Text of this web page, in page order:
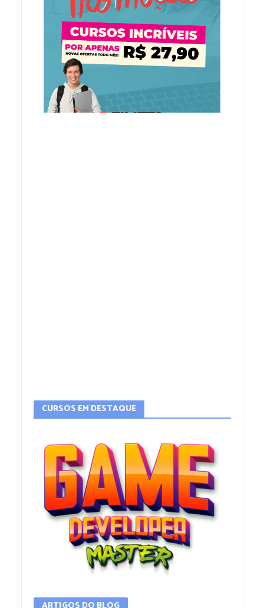
CURSOS EM DESTAQUE